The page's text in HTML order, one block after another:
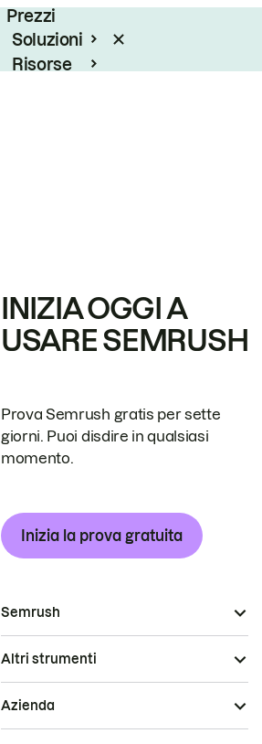
Prezzi
Soluzioni
Risorse
INIZIA OGGI A
USARE SEMRUSH
Prova Semrush gratis per sette
giorni. Puoi disdire in qualsiasi
momento.
Inizia la prova gratuita
Semrush
Altri strumenti
Azienda